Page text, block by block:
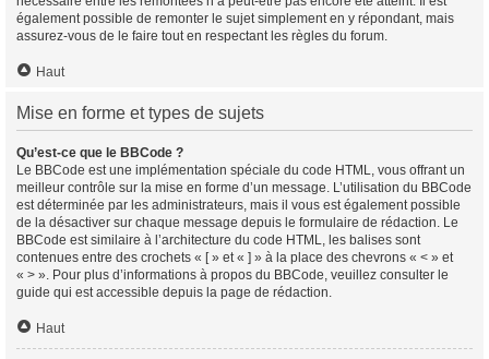
également possible de remonter le sujet simplement en y répondant, mais
assurez-vous de le faire tout en respectant les règles du forum.
Haut
Mise en forme et types de sujets
Qu’est-ce que le BBCode ?
Le BBCode est une implémentation spéciale du code HTML, vous offrant un
meilleur contrôle sur la mise en forme d’un message. L’utilisation du BBCode
est déterminée par les administrateurs, mais il vous est également possible
de la désactiver sur chaque message depuis le formulaire de rédaction. Le
BBCode est similaire à l’architecture du code HTML, les balises sont
contenues entre des crochets « [ » et « ] » à la place des chevrons « < » et
« > ». Pour plus d’informations à propos du BBCode, veuillez consulter le
guide qui est accessible depuis la page de rédaction.
Haut